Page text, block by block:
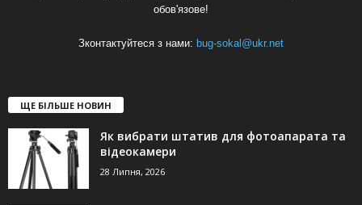
обов'язове!
Зконтактуйтеся з нами: bug-sokal@ukr.net
ЩЕ БІЛЬШЕ НОВИН
Як вибрати штатив для фотоапарата та
відеокамери
28 Липня, 2026